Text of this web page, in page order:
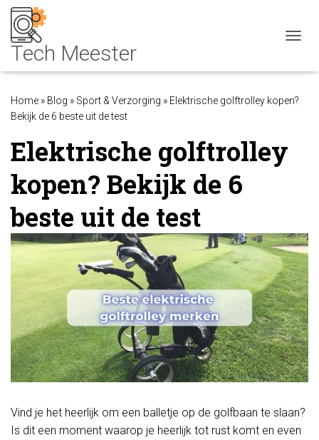
Home » Blog » Sport & Verzorging » Elektrische golftrolley kopen?
Bekijk de 6 beste uit de test
Elektrische golftrolley
kopen? Bekijk de 6
beste uit de test
Vind je het heerlijk om een balletje op de golfbaan te slaan?
Is dit een moment waarop je heerlijk tot rust komt en even